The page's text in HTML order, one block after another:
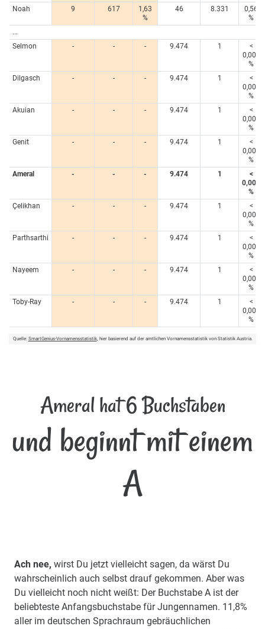
Noah
9 617
1,63
%
46 8.331
0,56
%
...
Selmon
- - - 9.474 1
<
0,005
%
Dilgasch
- - - 9.474 1
<
0,005
%
Akuian
- - - 9.474 1
<
0,005
%
Genit
- - - 9.474 1
<
0,005
%
Ameral
- - - 9.474 1
<
0,005
%
Çelikhan
- - - 9.474 1
<
0,005
%
Parthsarthi
- - - 9.474 1
<
0,005
%
Nayeem
- - - 9.474 1
<
0,005
%
Toby-Ray
- - - 9.474 1
<
0,005
%
Quelle: SmartGenius-Vornamensstatistik, hier basierend auf der amtlichen Vornamensstatistik von Statistik Austria.
Ameral hat 6 Buchstaben
und beginnt mit einem
A
Ach nee, wirst Du jetzt vielleicht sagen, da wärst Du
wahrscheinlich auch selbst drauf gekommen. Aber was
Du vielleicht noch nicht weißt: Der Buchstabe A ist der
beliebteste Anfangsbuchstabe für Jungennamen. 11,8%
aller im deutschen Sprachraum gebräuchlichen